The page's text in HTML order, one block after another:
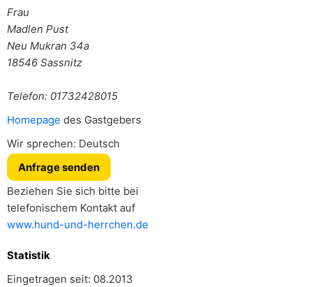
Frau
Madlen Pust
Neu Mukran 34a
18546 Sassnitz
Telefon: 01732428015
Homepage des Gastgebers
Wir sprechen: Deutsch
Anfrage senden
Beziehen Sie sich bitte bei
telefonischem Kontakt auf
www.hund-und-herrchen.de
Statistik
Eingetragen seit: 08.2013